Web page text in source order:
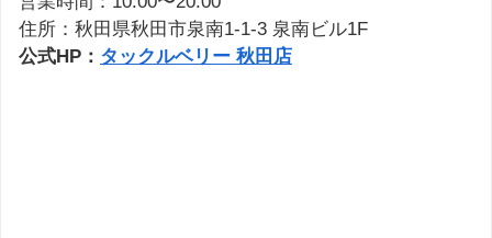
住所：秋田県秋田市泉南1-1-3 泉南ビル1F
公式HP： タックルベリー 秋田店